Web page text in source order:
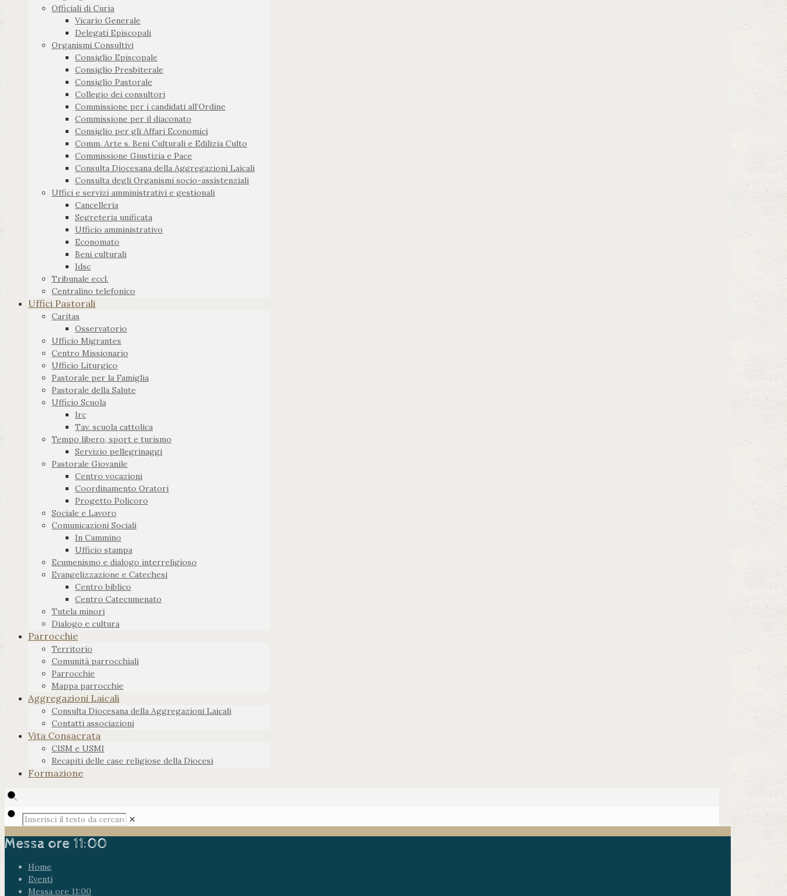
Officiali di Curia
Vicario Generale
Delegati Episcopali
Organismi Consultivi
Consiglio Episcopale
Consiglio Presbiterale
Consiglio Pastorale
Collegio dei consultori
Commissione per i candidati all’Ordine
Commissione per il diaconato
Consiglio per gli Affari Economici
Comm. Arte s. Beni Culturali e Edilizia Culto
Commissione Giustizia e Pace
Consulta Diocesana della Aggregazioni Laicali
Consulta degli Organismi socio-assistenziali
Uffici e servizi amministrativi e gestionali
Cancelleria
Segreteria unificata
Ufficio amministrativo
Economato
Beni culturali
Idsc
Tribunale eccl.
Centralino telefonico
Uffici Pastorali
Caritas
Osservatorio
Ufficio Migrantes
Centro Missionario
Ufficio Liturgico
Pastorale per la Famiglia
Pastorale della Salute
Ufficio Scuola
Irc
Tav. scuola cattolica
Tempo libero, sport e turismo
Servizio pellegrinaggi
Pastorale Giovanile
Centro vocazioni
Coordinamento Oratori
Progetto Policoro
Sociale e Lavoro
Comunicazioni Sociali
In Cammino
Ufficio stampa
Ecumenismo e dialogo interreligioso
Evangelizzazione e Catechesi
Centro biblico
Centro Catecumenato
Tutela minori
Dialogo e cultura
Parrocchie
Territorio
Comunità parrocchiali
Parrocchie
Mappa parrocchie
Aggregazioni Laicali
Consulta Diocesana della Aggregazioni Laicali
Contatti associazioni
Vita Consacrata
CISM e USMI
Recapiti delle case religiose della Diocesi
Formazione
✕
Messa ore 11:00
Home
Eventi
Messa ore 11:00